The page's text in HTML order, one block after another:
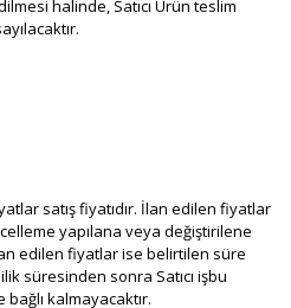
halinde, Satıcı Ürün teslim
satış fiyatıdır. İlan edilen fiyatlar
yapılana veya değiştirilene
edilen fiyatlar ise belirtilen süre
süresinden sonra Satıcı işbu
kalmayacaktır.